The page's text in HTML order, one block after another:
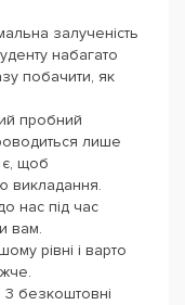
залученість
набагато
побачити, як
пробний
лише
є, щоб
викладання.
нас під час
вам.
рівні і варто
3 безкоштовні